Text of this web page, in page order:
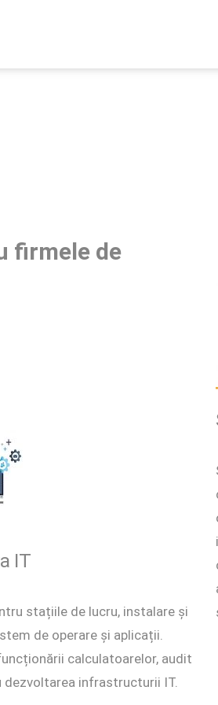
firmele de
IT
stațiile de lucru, instalare și
de operare și aplicații.
calculatoarelor, audit
dezvoltarea infrastructurii IT.